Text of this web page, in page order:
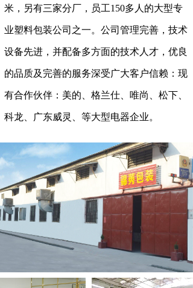
米，另有三家分厂，员工150多人的大型专
业塑料包装公司之一。公司管理完善，技术
设备先进，并配备多方面的技术人才，优良
的品质及完善的服务深受广大客户信赖：现
有合作伙伴：美的、格兰仕、唯尚、松下、
科龙、广东威灵、等大型电器企业。